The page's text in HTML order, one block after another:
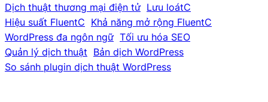
Dịch thuật thương mại điện tử Lưu loátC
Hiệu suất FluentC Khả năng mở rộng FluentC
WordPress đa ngôn ngữ Tối ưu hóa SEO
Quản lý dịch thuật Bản dịch WordPress
So sánh plugin dịch thuật WordPress